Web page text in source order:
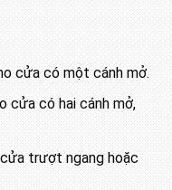
cửa có một cánh mở.
cửa có hai cánh mở,
trượt ngang hoặc